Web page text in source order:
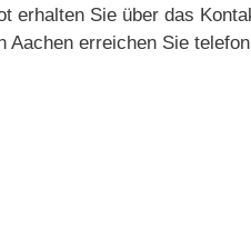
erhalten Sie über das
erreichen Sie